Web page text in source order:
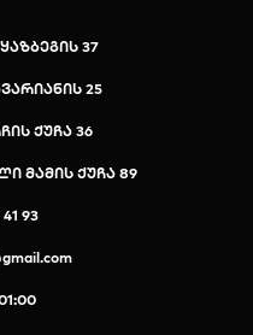
37
25
ქუჩა 36
მამის ქუჩა 89
93